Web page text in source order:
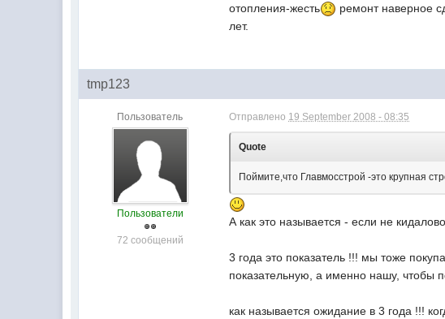
отопления-жесть
ремонт наверное
лет.
tmp123
Пользователь
Пользователи
72 сообщений
Отправлено 19 September 2008 - 08:35
Quote
Поймите,что Главмосстрой -это крупная
А как это называется - если не
3 года это показатель !!! мы тоже
показательную, а именно нашу, чтобы
как называется ожидание в 3 года !!!